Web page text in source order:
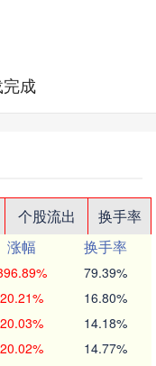
成
个股流出
换手率
涨幅
换手率
79.39%
20.21% 16.80%
20.03% 14.18%
20.02% 14.77%